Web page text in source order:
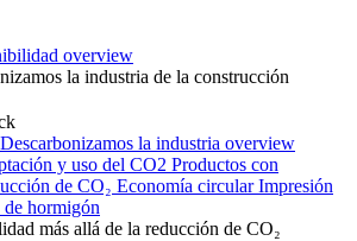
overview
la industria de la construcción
la industria overview
y uso del CO2 Productos con
de CO₂ Economía circular Impresión
hormigón
más allá de la reducción de CO₂